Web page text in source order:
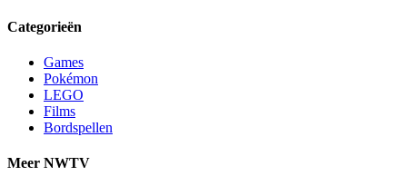
Categorieën
Games
Pokémon
LEGO
Films
Bordspellen
Meer NWTV